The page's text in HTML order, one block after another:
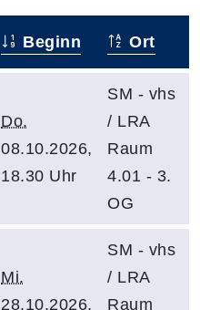
Beginn Ort
Do.
08.10.2026,
18.30 Uhr
SM - vhs
/ LRA
Raum
4.01 - 3.
OG
Mi.
28.10.2026,
SM - vhs
/ LRA
Raum